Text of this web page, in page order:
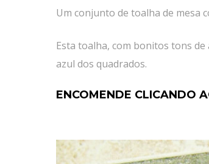
Um conjunto de toalha de mesa
Esta toalha, com bonitos tons
azul dos quadrados.
ENCOMENDE CLICANDO